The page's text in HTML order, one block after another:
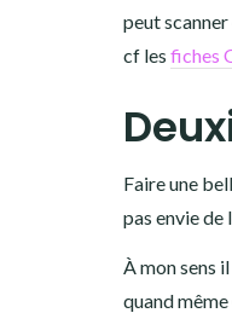
peut scanner
cf les fiches
Faire une
pas envie de
À mon sens
quand